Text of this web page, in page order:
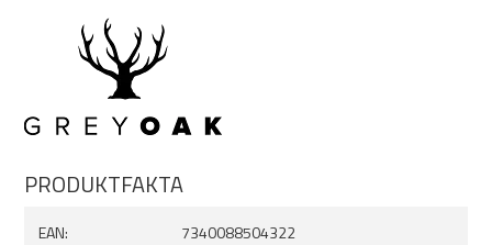
PRODUKTFAKTA
EAN:
7340088504322